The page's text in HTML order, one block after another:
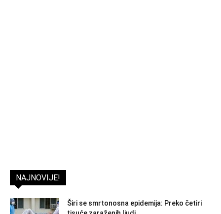
NAJNOVIJE!
Širi se smrtonosna epidemija: Preko četiri